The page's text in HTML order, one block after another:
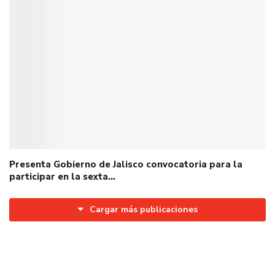
Presenta Gobierno de Jalisco convocatoria para la
participar en la sexta…
Cargar más publicaciones